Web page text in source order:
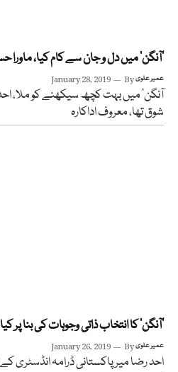
’آنگن‘ میں دل و جان سے کام کیا، ماورا
January 28, 2019 Byعمیر علوی
آنگن‘ میں بہت کچھ سیکھنے کو ملا،
شوق تھا، معروف اداکارہ
’آنگن‘ کا انتخاب ذاتی وجوہات کی بنا پر
January 26, 2019 Byعمیر علوی
احد رضا میر پاکستانی ڈرامہ انڈسٹری